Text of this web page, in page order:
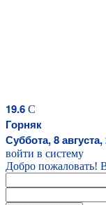
19.6 C
Горняк
Суббота, 8 августа,
войти в систему
Добро пожаловать!